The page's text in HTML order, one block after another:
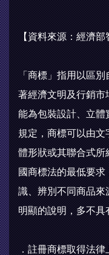
【資料來源：經濟部
「商標」指用以區
著經濟文明及行銷市
能為包裝設計、立體
規定，商標可以由
體形狀或其聯合式所
國商標法的最低要
識、辨別不同商品來
明顯的說明，多不具
．註冊商標取得法